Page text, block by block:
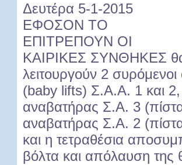
Δευτέρα 5-1-2015
ΕΦΟΣΟΝ ΤΟ
ΕΠΙΤΡΕΠΟΥΝ ΟΙ
ΚΑΙΡΙΚΕΣ ΣΥΝΘΗΚΕΣ
λειτουργούν 2
(baby lifts) Σ.Α.Α. 1 και
αναβατήρας Σ.Α. 3
αναβατήρας Σ.Α. 2
και η τετραθέσια
βόλτα και απόλαυση της